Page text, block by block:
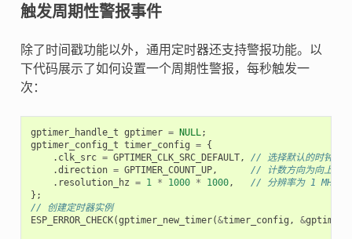
触发周期性警报事件
除了时间戳功能以外，通用定时器还支持警报功能。以
下代码展示了如何设置一个周期性警报，每秒触发一
次：
gptimer_handle_t gptimer = NULL;
gptimer_config_t timer_config = {
. clk_src = GPTIMER_CLK_SRC_DEFAULT,
// 选择默认的时钟源
.direction = GPTIMER_COUNT_UP,
// 计数方向为向上计数
. resolution_hz = 1 * 1000 * 1000,
// 分辨率为 1 MHz，
};
// 创建定时器实例
ESP_ERROR_CHECK(gptimer_new_timer(&timer_config , &gptimer